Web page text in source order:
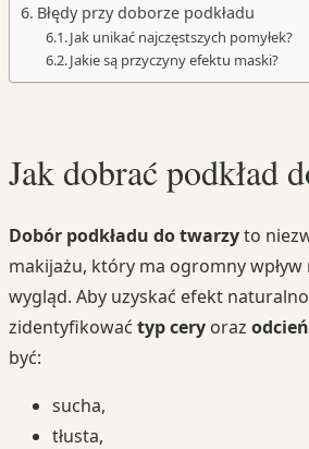
Błędy przy doborze podkładu
Jak unikać najczęstszych pomyłek?
Jakie są przyczyny efektu maski?
Jak dobrać podkład
Dobór podkładu do twarzyto
makijażu, który ma ogromny
wygląd. Aby uzyskać efekt
zidentyfikować typ cery oraz
być:
sucha,
tłusta,